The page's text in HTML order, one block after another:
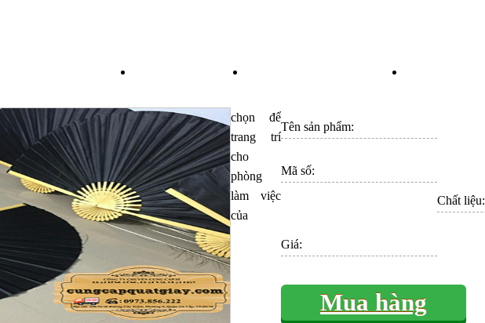
Tên sản phẩm:
Mã số:
Chất liệu:
Giá:
Mua hàng
chọn để
trang trí
cho
phòng
làm việc
của